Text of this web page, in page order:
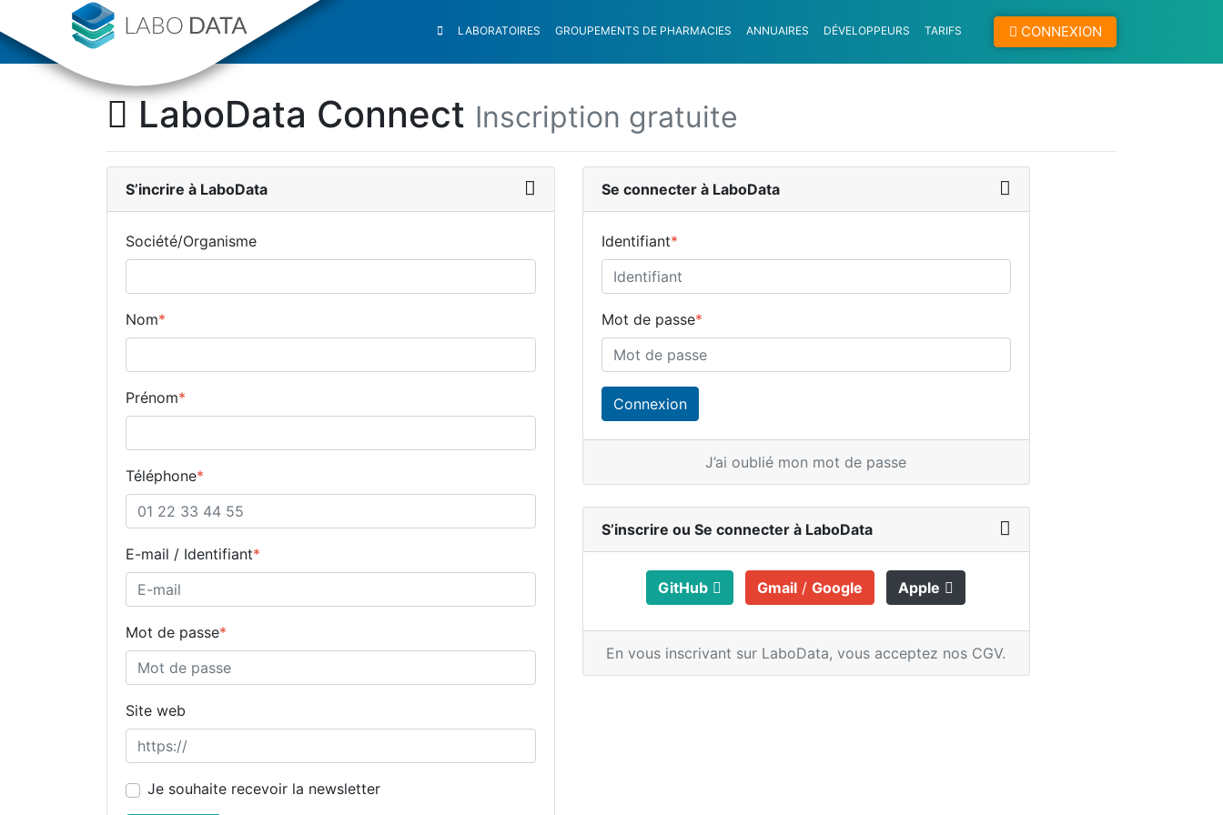
CONNEXION
LABORATOIRES GROUPEMENTS DE PHARMACIES ANNUAIRES DÉVELOPPEURS TARIFS
LaboData Connect Inscription gratuite
S’incrire à LaboData
Société/Organisme
Nom*
Prénom*
Téléphone*
E-mail / Identifiant*
Mot de passe*
Site web
Je souhaite recevoir la newsletter
Se connecter à LaboData
Identifiant*
Mot de passe*
J’ai oublié mon mot de passe
S’inscrire ou Se connecter à LaboData
GitHub Gmail /Google Apple
En vous inscrivant sur LaboData,vous acceptez nos CGV.